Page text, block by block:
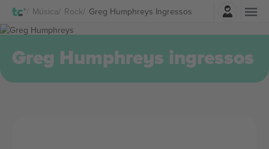
Música Rock Greg Humphreys Ingressos
Entrar
Greg Humphreys ingressos